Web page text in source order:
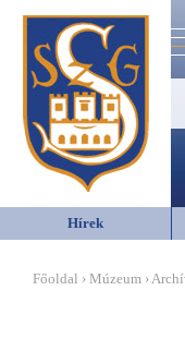
Hírek
Főoldal › Múzeum ›